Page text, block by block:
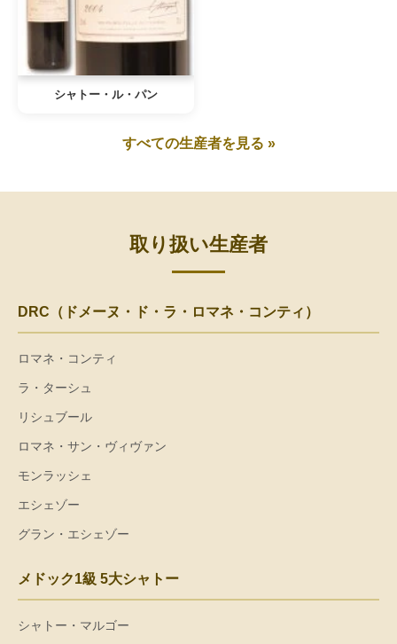
シャトー・ル・パン
すべての生産者を見る »
取り扱い生産者
DRC（ドメーヌ・ド・ラ・ロマネ・コンティ）
ロマネ・コンティ
ラ・ターシュ
リシュブール
ロマネ・サン・ヴィヴァン
モンラッシェ
エシェゾー
グラン・エシェゾー
メドック1級 5大シャトー
シャトー・マルゴー